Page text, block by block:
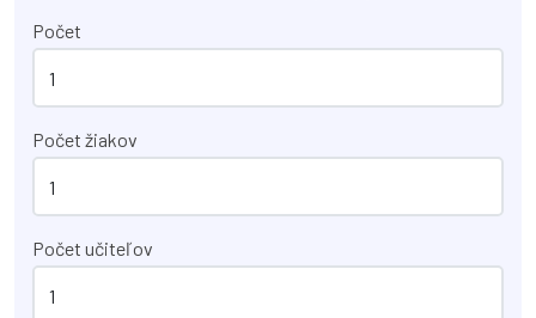
Počet
Počet žiakov
Počet učiteľov